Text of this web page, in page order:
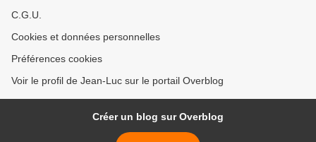
C.G.U.
Cookies et données personnelles
Préférences cookies
Voir le profil de Jean-Luc sur le portail Overblog
Créer un blog sur Overblog